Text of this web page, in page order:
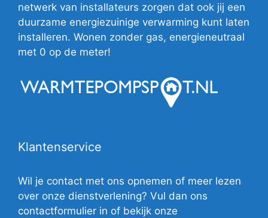
netwerk van installateurs zorgen dat ook jij een
duurzame energiezuinige verwarming kunt laten
installeren. Wonen zonder gas, energieneutraal
met 0 op de meter!
Klantenservice
Wil je contact met ons opnemen of meer lezen
over onze dienstverlening? Vul dan ons
contactformulier in of bekijk onze